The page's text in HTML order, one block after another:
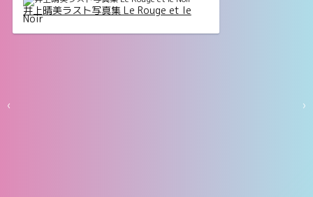
井上晴美ラスト写真集 Le Rouge et le
Noir
‹ ›